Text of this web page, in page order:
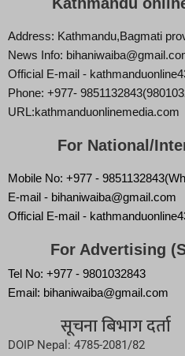
Address: Kathmandu,Bagmati
News Info:
Official E-mail -
Phone: +977-
URL:kathmanduonlinemedia.com
For National/
Mobile No: +977 -
E-mail - bihaniwaiba@gmail.com
Official E-mail -
For Advertising
Tel No: +977 - 9801032843
Email: bihaniwaiba@gmail.com
सूचना बिभाग दर्ता
DOIP Nepal: 4785-2081/82